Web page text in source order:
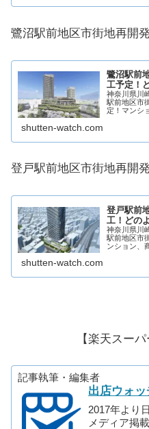
鷺沼駅前地区市街地再開
鷺沼駅前
工予定！
神奈川県川
駅前地区市
定！マンシ
舗が出店
shutten-watch.com
登戸駅前地区市街地再開
登戸駅前
工！どの
神奈川県川
駅前地区市
ンション、
における
shutten-watch.com
【楽天スー
記事執筆・編集者
出店ウォ
2017年より
メディア掲